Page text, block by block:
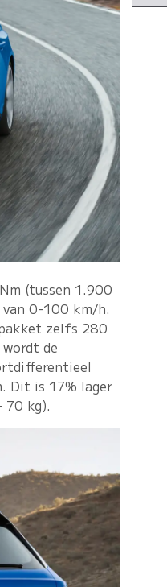
(tussen 1.900
0-100 km/h.
zelfs 280
de
Dit is 17% lager
70 kg).